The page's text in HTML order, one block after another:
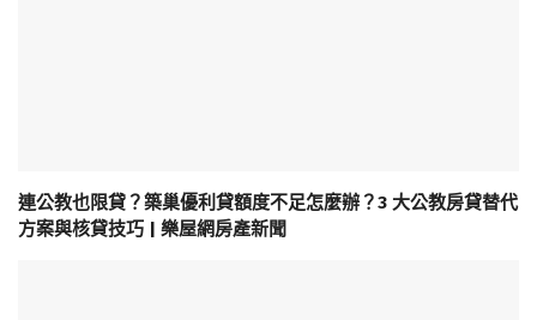
連公教也限貸？築巢優利貸額度不足怎麼辦？3 大公教房貸替代
方案與核貸技巧 | 樂屋網房產新聞